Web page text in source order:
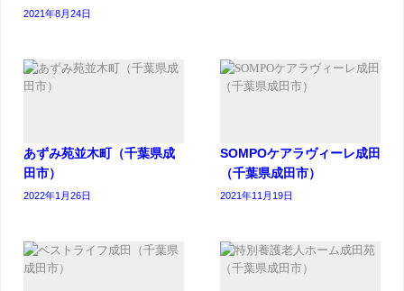
2021年8月24日
あずみ苑並木町（千葉県成
田市）
2022年1月26日
SOMPOケアラヴィーレ成田
（千葉県成田市）
2021年11月19日